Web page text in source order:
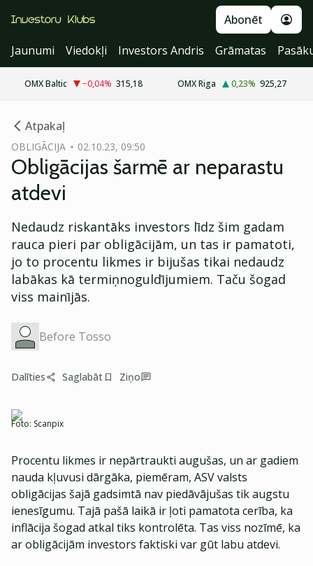
Abonēt
Jaunumi
Viedokļi Investors Andris Grāmatas
OMX Baltic −0,04% 315,18 OMX Riga 0,23% 925,27
Atpakaļ
OBLIGĀCIJA 02.10.23, 09:50
Obligācijas šarmē ar neparastu
atdevi
Nedaudz riskantāks investors līdz šim gadam
rauca pieri par obligācijām, un tas ir pamatoti,
jo to procentu likmes ir bijušas tikai nedaudz
labākas kā termiņnoguldījumiem. Taču šogad
viss mainījās.
Before Tosso
Dalīties Saglabāt Ziņo
Foto: Scanpix
Procentu likmes ir nepārtraukti augušas, un ar gadiem
nauda kļuvusi dārgāka, piemēram, ASV valsts
obligācijas šajā gadsimtā nav piedāvājušas tik augstu
ienesīgumu. Tajā pašā laikā ir ļoti pamatota cerība, ka
inflācija šogad atkal tiks kontrolēta. Tas viss nozīmē, ka
ar obligācijām investors faktiski var gūt labu atdevi.